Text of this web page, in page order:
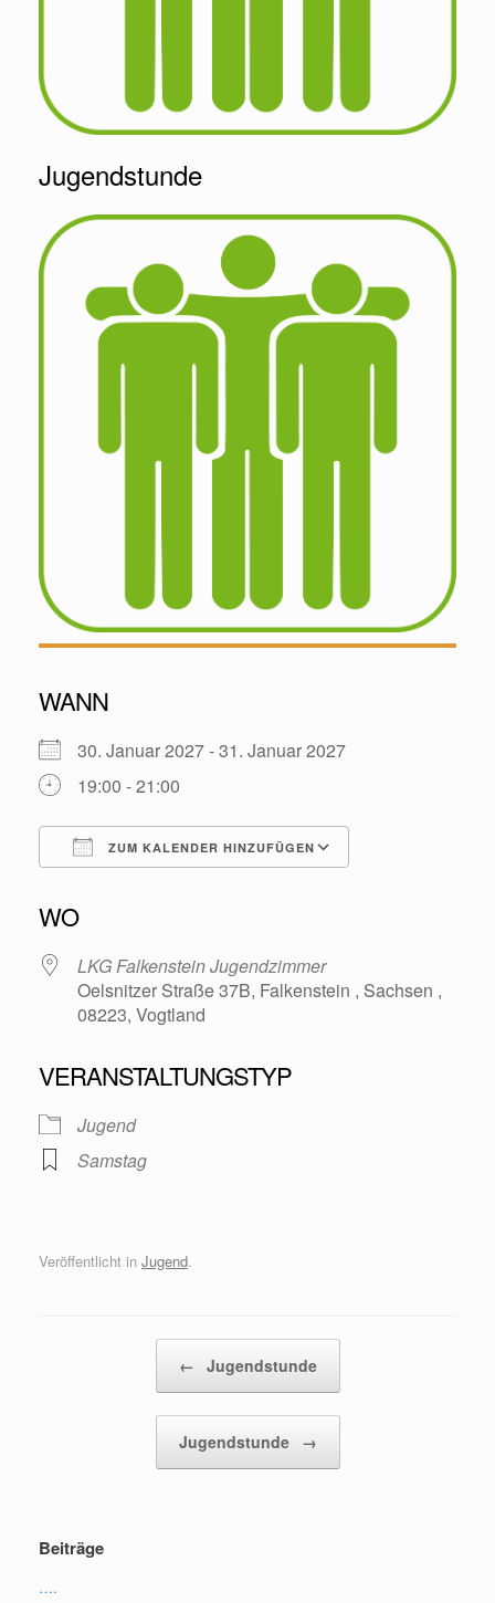
Jugendstunde
WANN
30. Januar 2027 - 31. Januar 2027
19:00 - 21:00
ZUM KALENDER HINZUFÜGEN
WO
LKG Falkenstein Jugendzimmer
Oelsnitzer Straße 37B, Falkenstein , Sachsen ,
08223, Vogtland
VERANSTALTUNGSTYP
Jugend
Samstag
Veröffentlicht in Jugend.
← Jugendstunde
Jugendstunde →
Beiträge
….